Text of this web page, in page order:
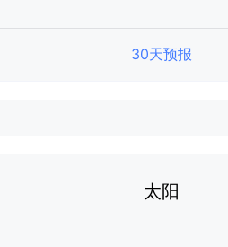
30天预报
太阳